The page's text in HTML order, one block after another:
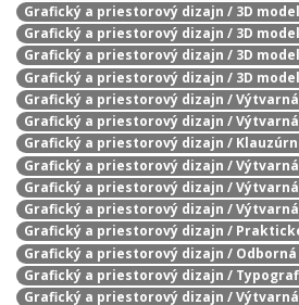
Grafický a priestorový dizajn / 3D
Grafický a priestorový dizajn / 3D
Grafický a priestorový dizajn / 3D
Grafický a priestorový dizajn / 3D
Grafický a priestorový dizajn /
Grafický a priestorový dizajn /
Grafický a priestorový dizajn /
Grafický a priestorový dizajn /
Grafický a priestorový dizajn /
Grafický a priestorový dizajn /
Grafický a priestorový dizajn /
Grafický a priestorový dizajn /
Grafický a priestorový dizajn /
Grafický a priestorový dizajn /